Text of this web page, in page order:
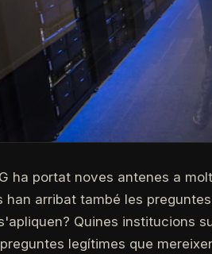
ha portat noves antenes a
han arribat també les
Quines institucions
legítimes que